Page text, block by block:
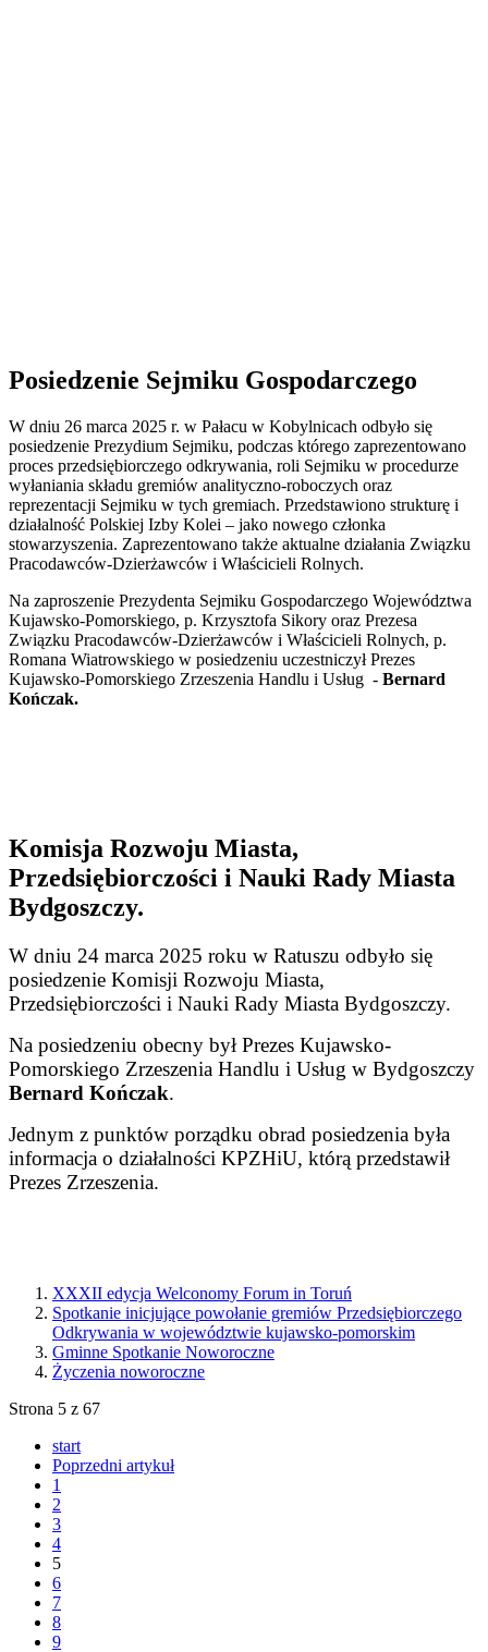
Posiedzenie Sejmiku Gospodarczego
W dniu 26 marca 2025 r. w Pałacu w Kobylnicach odbyło się
posiedzenie Prezydium Sejmiku, podczas którego zaprezentowano
proces przedsiębiorczego odkrywania, roli Sejmiku w procedurze
wyłaniania składu gremiów analityczno-roboczych oraz
reprezentacji Sejmiku w tych gremiach. Przedstawiono strukturę i
działalność Polskiej Izby Kolei – jako nowego członka
stowarzyszenia. Zaprezentowano także aktualne działania Związku
Pracodawców-Dzierżawców i Właścicieli Rolnych.
Na zaproszenie Prezydenta Sejmiku Gospodarczego Województwa
Kujawsko-Pomorskiego, p. Krzysztofa Sikory oraz Prezesa
Związku Pracodawców-Dzierżawców i Właścicieli Rolnych, p.
Romana Wiatrowskiego w posiedzeniu uczestniczył Prezes
Kujawsko-Pomorskiego Zrzeszenia Handlu i Usług - Bernard
Kończak.
Komisja Rozwoju Miasta,
Przedsiębiorczości i Nauki Rady Miasta
Bydgoszczy.
W dniu 24 marca 2025 roku w Ratuszu odbyło się
posiedzenie Komisji Rozwoju Miasta,
Przedsiębiorczości i Nauki Rady Miasta Bydgoszczy.
Na posiedzeniu obecny był Prezes Kujawsko-
Pomorskiego Zrzeszenia Handlu i Usług w Bydgoszczy
Bernard Kończak.
Jednym z punktów porządku obrad posiedzenia była
informacja o działalności KPZHiU, którą przedstawił
Prezes Zrzeszenia.
XXXII edycja Welconomy Forum in Toruń
Spotkanie inicjujące powołanie gremiów Przedsiębiorczego
Odkrywania w województwie kujawsko-pomorskim
Gminne Spotkanie Noworoczne
Życzenia noworoczne
Strona 5 z 67
start
Poprzedni artykuł
1
2
3
4
5
6
7
8
9